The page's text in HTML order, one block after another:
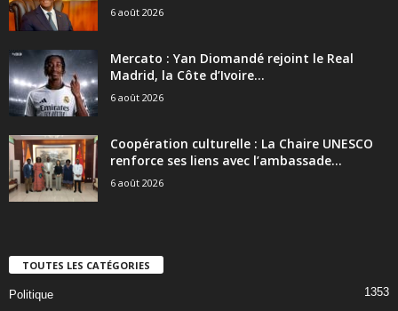
6 août 2026
Mercato : Yan Diomandé rejoint le Real
Madrid, la Côte d’Ivoire...
6 août 2026
Coopération culturelle : La Chaire UNESCO
renforce ses liens avec l’ambassade...
6 août 2026
TOUTES LES CATÉGORIES
Politique 1353